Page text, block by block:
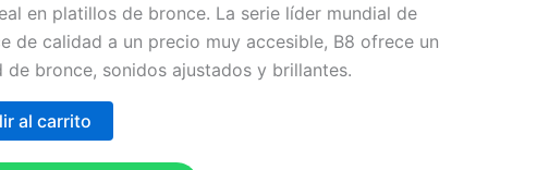
en platillos de bronce. La serie líder mundial de
de calidad a un precio muy accesible, B8 ofrece un
de bronce, sonidos ajustados y brillantes.
al carrito